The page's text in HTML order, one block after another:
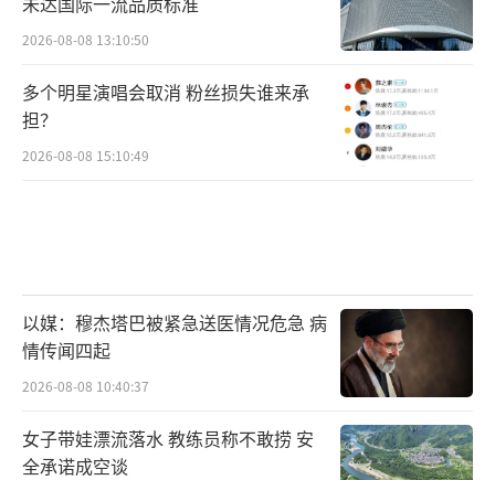
2026-08-08 13:10:50
多个明星演唱会取消 粉丝损失谁来承
担？
2026-08-08 15:10:49
以媒：穆杰塔巴被紧急送医情况危急 病
情传闻四起
2026-08-08 10:40:37
女子带娃漂流落水 教练员称不敢捞 安
全承诺成空谈